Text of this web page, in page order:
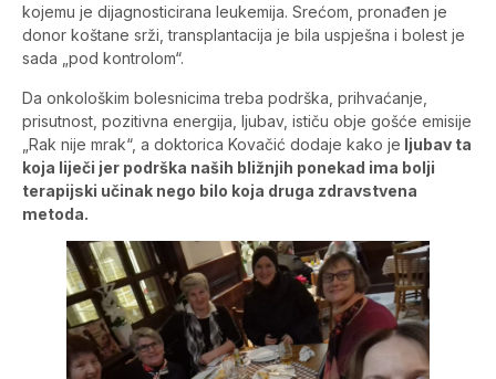
kojemu je dijagnosticirana leukemija. Srećom, pronađen je
donor koštane srži, transplantacija je bila uspješna i bolest je
sada „pod kontrolom“.
Da onkološkim bolesnicima treba podrška, prihvaćanje,
prisutnost, pozitivna energija, ljubav, ističu obje gošće emisije
„Rak nije mrak“, a doktorica Kovačić dodaje kako je ljubav ta
koja liječi jer podrška naših bližnjih ponekad ima bolji
terapijski učinak nego bilo koja druga zdravstvena
metoda.